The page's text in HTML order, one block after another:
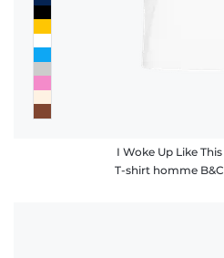
I Woke Up Like This
T-shirt homme B&C